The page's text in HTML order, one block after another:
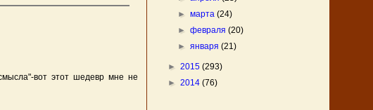
вот этот шедевр мне не
►марта(24)
►февраля(20)
►января(21)
► 2015 (293)
► 2014 (76)